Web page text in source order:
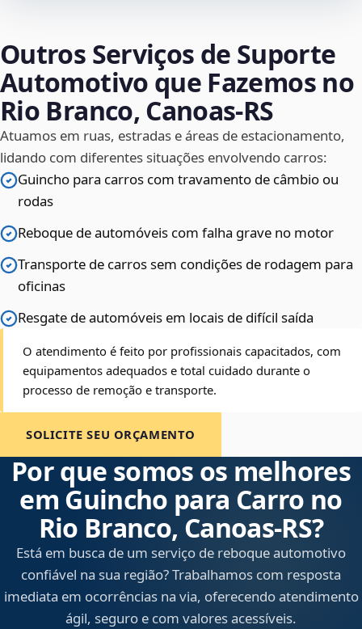
Outros Serviços de Suporte
Automotivo que Fazemos no
Rio Branco, Canoas‑RS
Atuamos em ruas, estradas e áreas de estacionamento,
lidando com diferentes situações envolvendo carros:
Guincho para carros com travamento de câmbio ou
rodas
Reboque de automóveis com falha grave no motor
Transporte de carros sem condições de rodagem para
oficinas
Resgate de automóveis em locais de difícil saída
O atendimento é feito por profissionais capacitados, com
equipamentos adequados e total cuidado durante o
processo de remoção e transporte.
SOLICITE SEU ORÇAMENTO
Por que somos os melhores
em Guincho para Carro no
Rio Branco, Canoas‑RS?
Está em busca de um serviço de reboque automotivo
confiável na sua região? Trabalhamos com resposta
imediata em ocorrências na via, oferecendo atendimento
ágil, seguro e com valores acessíveis.